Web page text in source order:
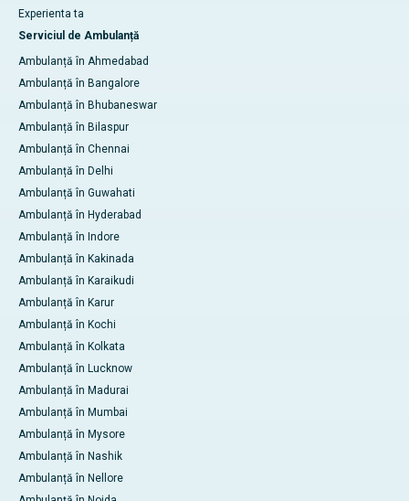
Experienta ta
Serviciul de Ambulanță
Ambulanță în Ahmedabad
Ambulanță în Bangalore
Ambulanță în Bhubaneswar
Ambulanță în Bilaspur
Ambulanță în Chennai
Ambulanță în Delhi
Ambulanță în Guwahati
Ambulanță în Hyderabad
Ambulanță în Indore
Ambulanță în Kakinada
Ambulanță în Karaikudi
Ambulanță în Karur
Ambulanță în Kochi
Ambulanță în Kolkata
Ambulanță în Lucknow
Ambulanță în Madurai
Ambulanță în Mumbai
Ambulanță în Mysore
Ambulanță în Nashik
Ambulanță în Nellore